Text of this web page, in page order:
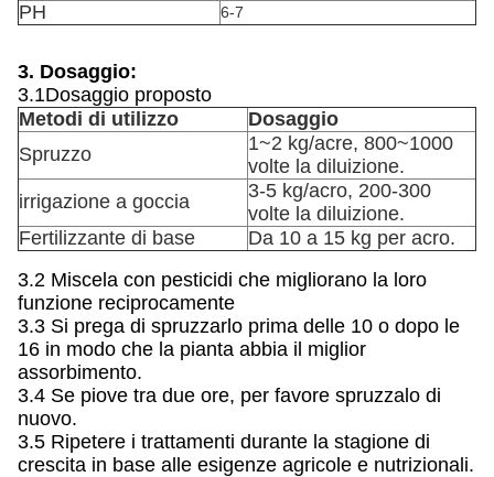
PH
6-7
3. Dosaggio:
3.1Dosaggio proposto
Metodi di utilizzo
Dosaggio
Spruzzo
1~2 kg/acre, 800~1000
volte la diluizione.
irrigazione a goccia
3-5 kg/acro, 200-300
volte la diluizione.
Fertilizzante di base
Da 10 a 15 kg per acro.
3.2 Miscela con pesticidi che migliorano la loro
funzione reciprocamente
3.3 Si prega di spruzzarlo prima delle 10 o dopo le
16 in modo che la pianta abbia il miglior
assorbimento.
3.4 Se piove tra due ore, per favore spruzzalo di
nuovo.
3.5 Ripetere i trattamenti durante la stagione di
crescita in base alle esigenze agricole e nutrizionali.